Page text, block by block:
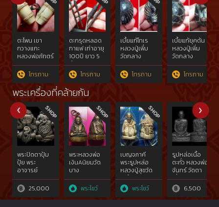
ตะโพน เขา
กวางแกะ
หลวงพ่อภักตร์
วัดโบสถ์
อ่างทองโทรถาม
ตะกรุดหลอด
กาแฟ เก่าอายุ
100ปี ยาว 5
นิ้ว
โทรถาม
เบี้ยแก้โทเร
หลวงปู่เพิ่ม
วัดกลาง
บางแก้ว ปี
2516โทรถาม
เบี้ยแก้ยุคต้น
หลวงปู่เพิ่ม
วัดกลาง
บางแก้ว
นครปฐม
โทรถาม
พระเครื่องที่คล้ายกัน
พระปิดตาปุ้ม
ปุ้ย พระ
อาจารย์
อดิเรก วัด
หนองทราย
25,000
พระหลวงพ่อ
เงินAนิยมวัด
บาง
คลานฯ,องค์
ที่2จอบยุค
ต้น๒๔๕๐
จ.พิจิตรที่ไม่
พระโชว์
เบญจภาคี
พระรูปหล่อ
หลวงปู่สุขวัด
โพธิ์ทรายทอง
รุ่นแรก เนื้อ
เงิน ปี2498-
03พิมพ์
พระโชว์
รูปหล่อเนื้อ
ตะกั่ว หลวงพ่อ
จันทร์ วัดตา
เจี่ย
6,500